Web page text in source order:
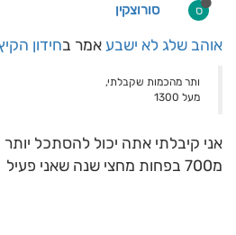
ס סורוצקין
אוהב שלג לא ישבע אמר בחידון
ותר מהכמות שקבלתי,
מעל 1300
אני קיבלתי אתה יכול להסתכל יותר
מ700 בפחות מחצי שנה שאני פעיל